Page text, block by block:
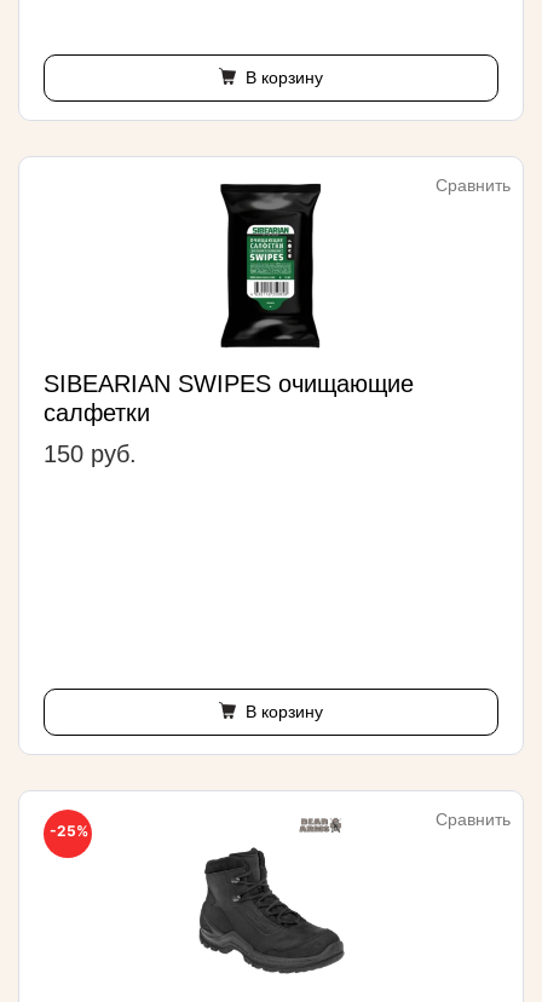
В корзину
Сравнить
SIBEARIAN SWIPES очищающие
салфетки
150 руб.
В корзину
-25%
Сравнить